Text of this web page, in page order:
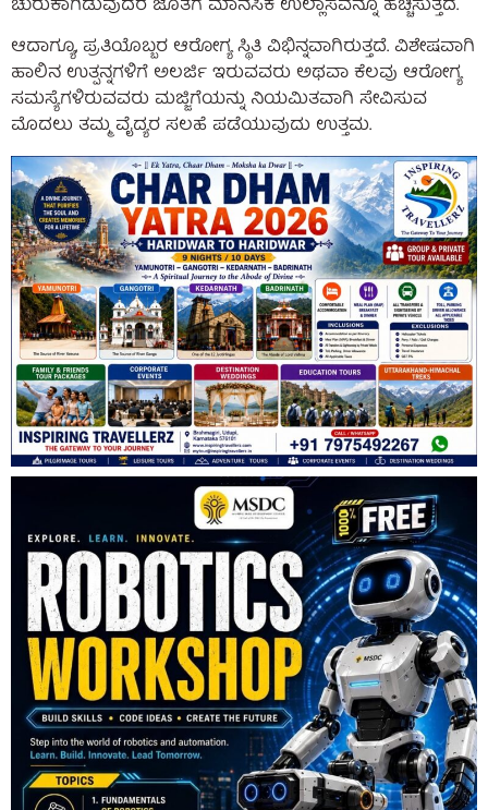
ಚುರುಕಾಗಿಡುವುದರ ಜೊತೆಗೆ ಮಾನಸಿಕ ಉಲ್ಲಾಸವನ್ನೂ ಹೆಚ್ಚಿಸುತ್ತದೆ.
ಆದಾಗ್ಯೂ, ಪ್ರತಿಯೊಬ್ಬರ ಆರೋಗ್ಯ ಸ್ಥಿತಿ ವಿಭಿನ್ನವಾಗಿರುತ್ತದೆ. ವಿಶೇಷವಾಗಿ
ಹಾಲಿನ ಉತ್ಪನ್ನಗಳಿಗೆ ಅಲರ್ಜಿ ಇರುವವರು ಅಥವಾ ಕೆಲವು ಆರೋಗ್ಯ
ಸಮಸ್ಯೆಗಳಿರುವವರು ಮಜ್ಜಿಗೆಯನ್ನು ನಿಯಮಿತವಾಗಿ ಸೇವಿಸುವ
ಮೊದಲು ತಮ್ಮ ವೈದ್ಯರ ಸಲಹೆ ಪಡೆಯುವುದು ಉತ್ತಮ.